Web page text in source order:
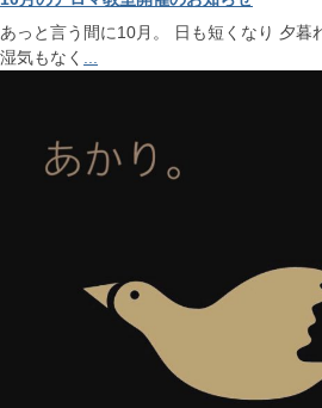
あっと言う間に10月。 日も短くなり 夕暮
湿気もなく